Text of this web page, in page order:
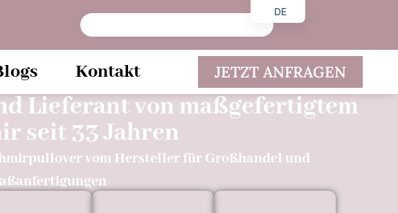
Kontakt JETZT ANFRAGEN
Lieferant von maßgefertigtem
seit 33 Jahren
vom Hersteller für Großhandel und
DE
ES